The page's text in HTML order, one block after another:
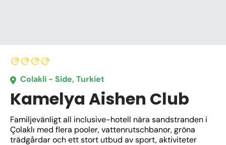
Colakli - Side, Turkiet
Kamelya Aishen Club
Familjevänligt all inclusive-hotell nära sandstranden i
Çolaklı med flera pooler, vattenrutschbanor, gröna
trädgårdar och ett stort utbud av sport, aktiviteter